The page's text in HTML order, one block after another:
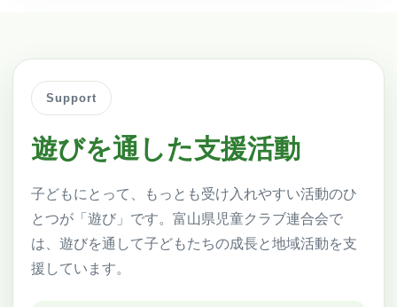
Support
遊びを通した支援活動
子どもにとって、もっとも受け入れやすい活動のひ
とつが「遊び」です。富山県児童クラブ連合会で
は、遊びを通して子どもたちの成長と地域活動を支
援しています。